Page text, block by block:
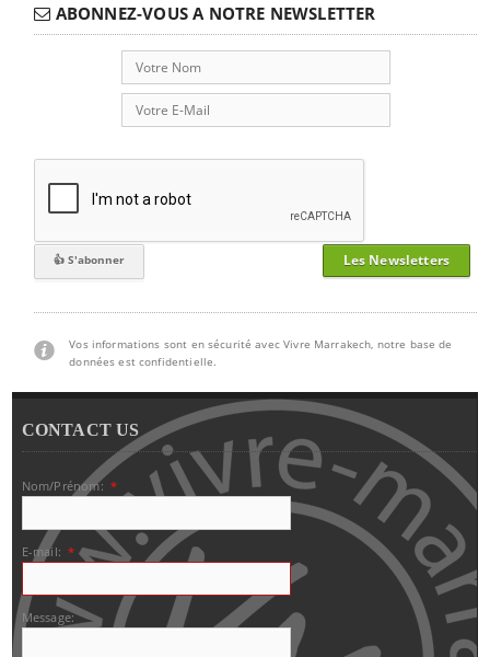
ABONNEZ-VOUS A NOTRE NEWSLETTER
Les Newsletters
Vos informations sont en sécurité avec Vivre Marrakech, notre base de
données est confidentielle.
CONTACT US
Nom/Prénom: *
E-mail: *
Message: